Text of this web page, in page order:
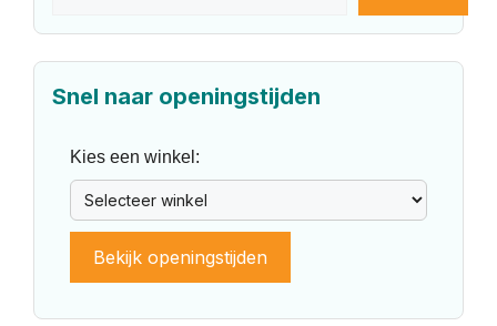
Snel naar openingstijden
Kies een winkel:
Bekijk openingstijden